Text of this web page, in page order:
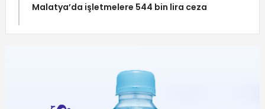
Malatya’da işletmelere 544 bin lira ceza